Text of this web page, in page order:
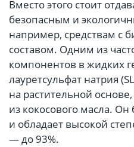
Вместо этого стоит
безопасным и
например, средствам с
составом. Одним из
компонентов в жидких
лауретсульфат натрия
на растительной
из кокосового масла. Он
и обладает высокой
— до 93%.